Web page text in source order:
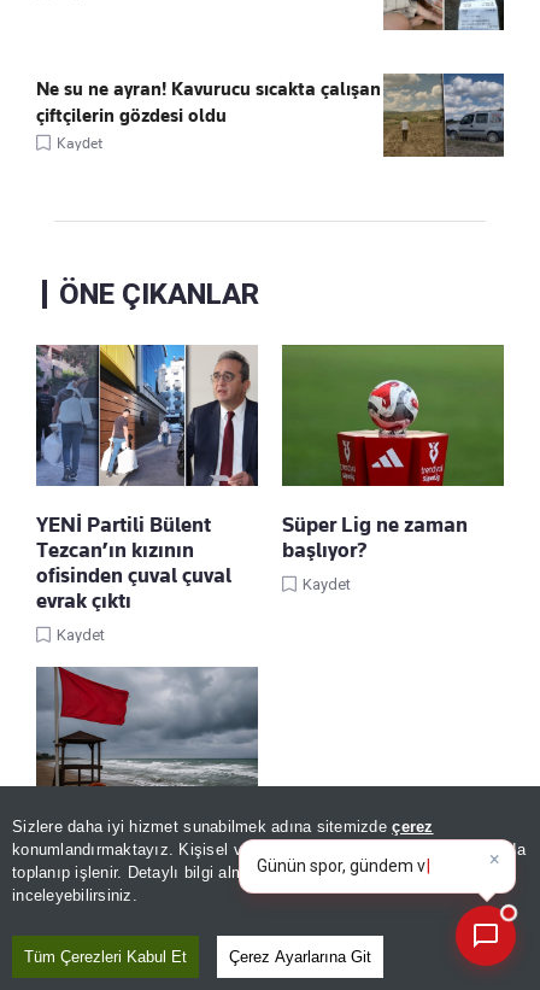
Sizlere daha iyi hizmet sunabilmek adına sitemizdeçerez
konumlandırmaktayız. Kişisel verileriniz, KVKK ve GDPR kapsamında
toplanıp işlenir. Detaylı bilgi almak içinAydınlatma Metnimizi
inceleyebilirsiniz.
Tüm Çerezleri Kabul Et Çerez Ayarlarına Git
Ne su ne ayran! Kavurucu sıcakta çalışan
çiftçilerin gözdesi oldu
Kaydet
ÖNE ÇIKANLAR
YENİ Partili Bülent
Tezcan’ın kızının
ofisinden çuval çuval
evrak çıktı
Kaydet
Süper Lig ne zaman
başlıyor?
Kaydet
3 ilde kötü şartlar
nedeniyle denize
girmek yasaklandı
Günün spor, gündem ve
ekonomi gelişmelerini analiz e
|